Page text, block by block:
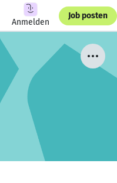
Anmelden
Job posten